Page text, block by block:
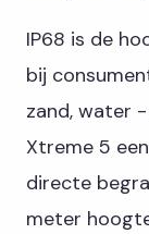
IP68 is de
bij
zand, water
Xtreme 5
directe
meter